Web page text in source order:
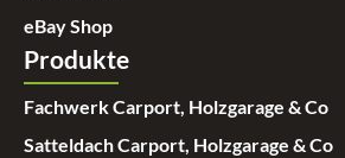
eBay Shop
Produkte
Fachwerk Carport, Holzgarage & Co
Satteldach Carport, Holzgarage & Co